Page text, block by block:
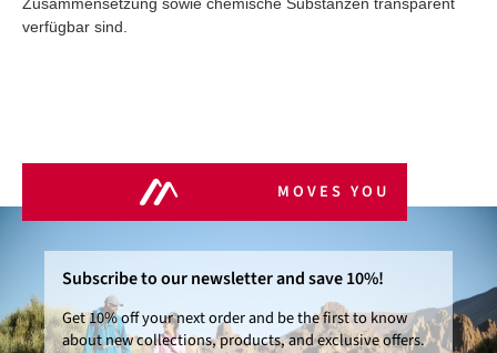
Zusammensetzung sowie chemische Substanzen transparent
verfügbar sind.
MOVES YOU
Subscribe to our newsletter and save 10%!
Get 10% off your next order and be the first to know
about new collections, products, and exclusive offers.